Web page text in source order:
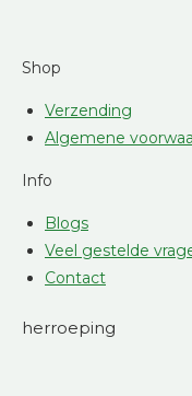
Shop
Verzending
Algemene
Info
Blogs
Veel gestelde
Contact
herroeping